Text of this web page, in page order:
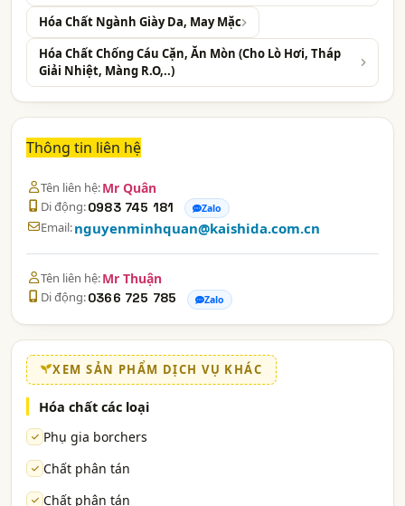
Hóa Chất Ngành Giày Da, May Mặc
Hóa Chất Chống Cáu Cặn, Ăn Mòn (Cho Lò Hơi, Tháp
Giải Nhiệt, Màng R.O,..)
Thông tin liên hệ
Tên liên hệ:Mr Quân
Di động:0983 745 181 Zalo
Email:nguyenminhquan@kaishida.com.cn
Tên liên hệ:Mr Thuận
Di động:0366 725 785 Zalo
XEM SẢN PHẨM DỊCH VỤ KHÁC
Hóa chất các loại
Phụ gia borchers
Chất phân tán
Chất phân tán